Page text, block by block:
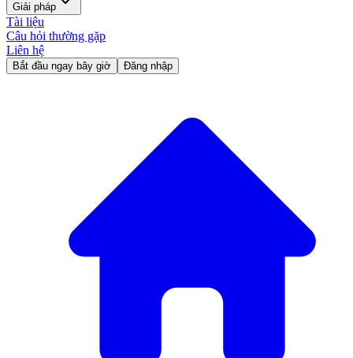
Giải pháp
Tài liệu
Câu hỏi thường gặp
Liên hệ
Bắt đầu ngay bây giờ Đăng nhập